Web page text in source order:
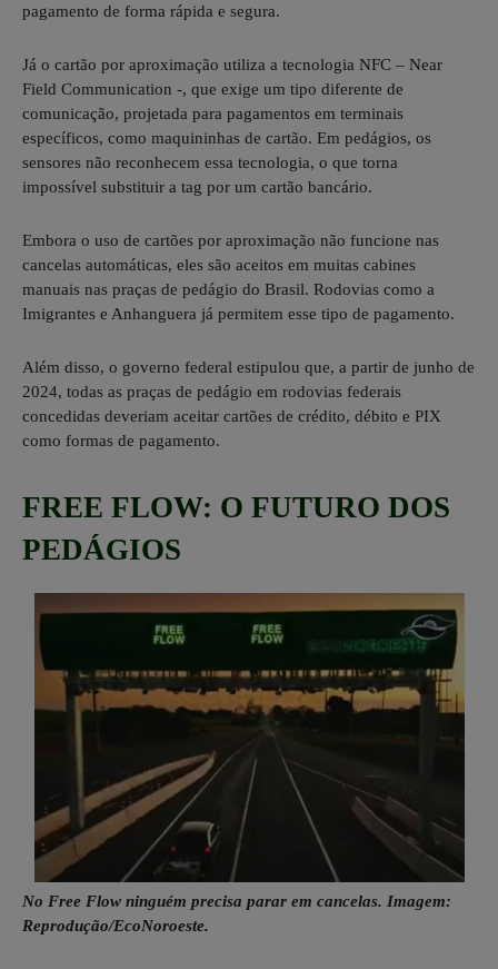
pagamento de forma rápida e segura.
Já o cartão por aproximação utiliza a tecnologia NFC – Near
Field Communication -, que exige um tipo diferente de
comunicação, projetada para pagamentos em terminais
específicos, como maquininhas de cartão. Em pedágios, os
sensores não reconhecem essa tecnologia, o que torna
impossível substituir a tag por um cartão bancário.
Embora o uso de cartões por aproximação não funcione nas
cancelas automáticas, eles são aceitos em muitas cabines
manuais nas praças de pedágio do Brasil. Rodovias como a
Imigrantes e Anhanguera já permitem esse tipo de pagamento.
Além disso, o governo federal estipulou que, a partir de junho de
2024, todas as praças de pedágio em rodovias federais
concedidas deveriam aceitar cartões de crédito, débito e PIX
como formas de pagamento.
FREE FLOW: O FUTURO DOS
PEDÁGIOS
No Free Flow ninguém precisa parar em cancelas. Imagem:
Reprodução/EcoNoroeste.